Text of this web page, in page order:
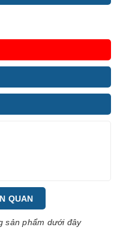
QUAN
sản phẩm dưới đây